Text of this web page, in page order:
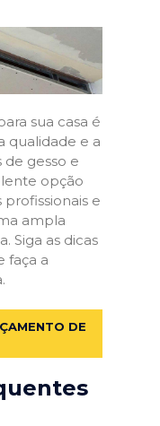
sua casa é
qualidade e a
de gesso e
opção
e
ampla
Siga as dicas
faça a
DE